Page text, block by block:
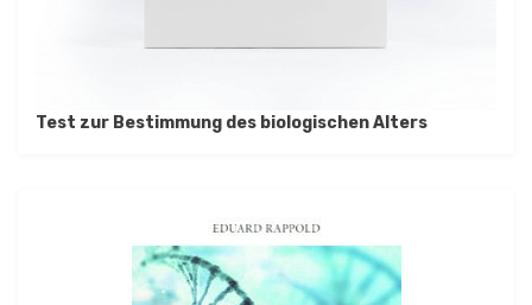
Test zur Bestimmung des biologischen Alters